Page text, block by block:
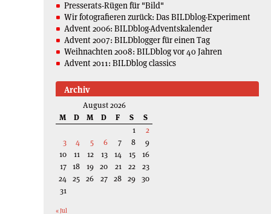
Presserats-Rügen für "Bild"
Wir fotografieren zurück: Das BILDblog-Experiment
Advent 2006: BILDblog-Adventskalender
Advent 2007: BILDblogger für einen Tag
Weihnachten 2008: BILDblog vor 40 Jahren
Advent 2011: BILDblog classics
Archiv
August 2026
M
D M D F S
S
1
2
3
4 5 6 7 8
9
10
11 12 13 14 15
16
17 18 19 20 21 22
23
24 25 26 27 28 29 30
31
« Jul